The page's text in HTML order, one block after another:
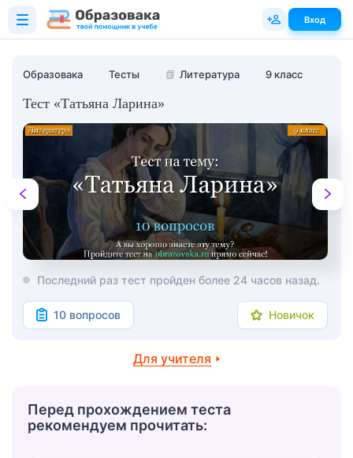
Образовака Тесты 📗 Литература 9 класс
Тест «Татьяна Ларина»
Последний раз тест пройден более 24 часов назад.
10 вопросов Новичок
Для учителя
Перед прохождением теста
рекомендуем прочитать:
Вход